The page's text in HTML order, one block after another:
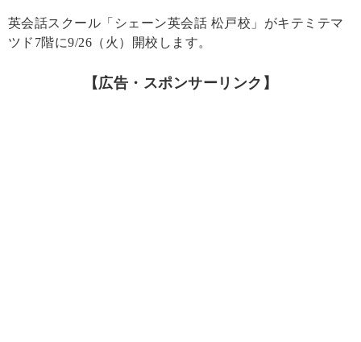
英会話スクール「シェーン英会話 松戸校」がキテミテマ
ツド7階に9/26（火）開校します。
【広告・スポンサーリンク】